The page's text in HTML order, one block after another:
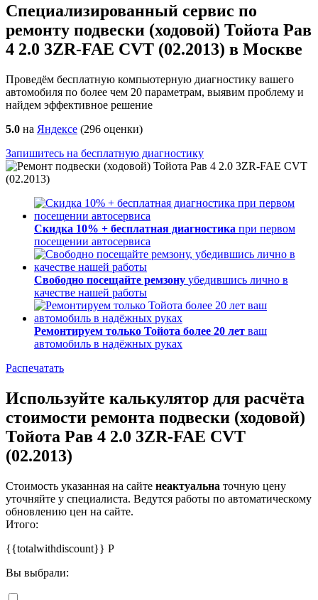
Специализированный сервис по
ремонту подвески (ходовой) Тойота Рав
4 2.0 3ZR-FAE CVT (02.2013) в Москве
Проведём бесплатную компьютерную диагностику вашего
автомобиля по более чем 20 параметрам, выявим проблему и
найдем эффективное решение
5.0 на Яндексе (296 оценки)
Запишитесь на бесплатную диагностику
Скидка 10% + бесплатная диагностика при первом
посещении автосервиса
Свободно посещайте ремзону убедившись лично в
качестве нашей работы
Ремонтируем только Тойота более 20 лет ваш
автомобиль в надёжных руках
Распечатать
Используйте калькулятор для расчёта
стоимости ремонта подвески (ходовой)
Тойота Рав 4 2.0 3ZR-FAE CVT
(02.2013)
Стоимость указанная на сайте неактуальна точную цену
уточняйте у специалиста. Ведутся работы по автоматическому
обновлению цен на сайте.
Итого:
{{totalwithdiscount}} Р
Вы выбрали: